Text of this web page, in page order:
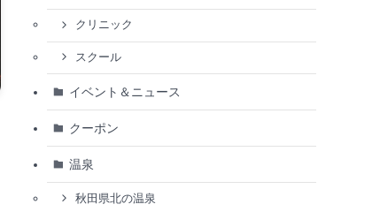
クリニック
スクール
イベント＆ニュース
クーポン
温泉
秋田県北の温泉